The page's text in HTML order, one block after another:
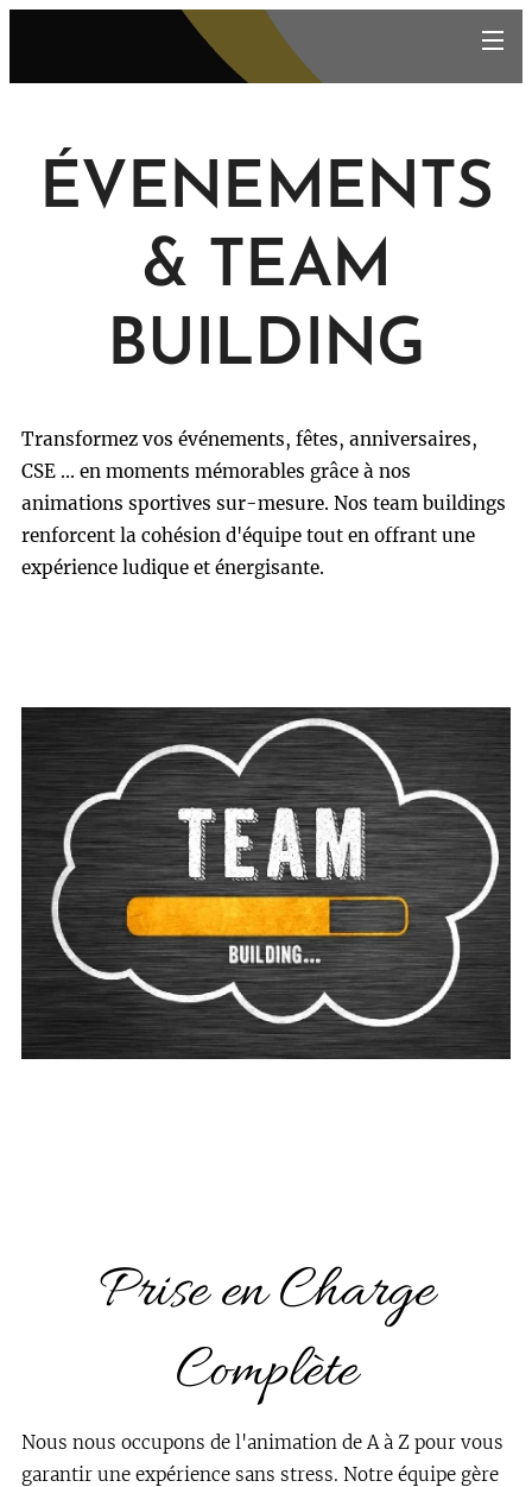
ÉVENEMENTS
& TEAM
BUILDING
Transformez vos événements, fêtes, anniversaires,
CSE ... en moments mémorables grâce à nos
animations sportives sur-mesure. Nos team buildings
renforcent la cohésion d'équipe tout en offrant une
expérience ludique et énergisante.
Prise en Charge
Complète
Nous nous occupons de l'animation de A à Z pour vous
garantir une expérience sans stress. Notre équipe gère